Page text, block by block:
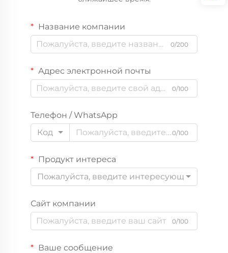
Название компании
0/200
Адрес электронной почты
0/100
Телефон / WhatsApp
Код
0/100
Продукт интереса
Пожалуйста, введите интересующий вас
Сайт компании
0/100
Ваше сообщение